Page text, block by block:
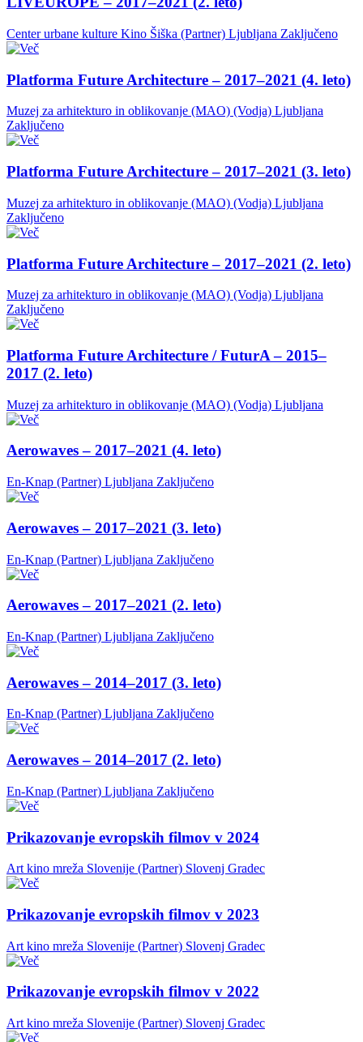
Center urbane kulture Kino Šiška (Partner) Ljubljana Zaključeno
Platforma Future Architecture – 2017–2021 (4. leto)
Muzej za arhitekturo in oblikovanje (MAO) (Vodja) Ljubljana
Zaključeno
Platforma Future Architecture – 2017–2021 (3. leto)
Muzej za arhitekturo in oblikovanje (MAO) (Vodja) Ljubljana
Zaključeno
Platforma Future Architecture – 2017–2021 (2. leto)
Muzej za arhitekturo in oblikovanje (MAO) (Vodja) Ljubljana
Zaključeno
Platforma Future Architecture / FuturA – 2015–
2017 (2. leto)
Muzej za arhitekturo in oblikovanje (MAO) (Vodja) Ljubljana
Aerowaves – 2017–2021 (4. leto)
En-Knap (Partner) Ljubljana Zaključeno
Aerowaves – 2017–2021 (3. leto)
En-Knap (Partner) Ljubljana Zaključeno
Aerowaves – 2017–2021 (2. leto)
En-Knap (Partner) Ljubljana Zaključeno
Aerowaves – 2014–2017 (3. leto)
En-Knap (Partner) Ljubljana Zaključeno
Aerowaves – 2014–2017 (2. leto)
En-Knap (Partner) Ljubljana Zaključeno
Prikazovanje evropskih filmov v 2024
Art kino mreža Slovenije (Partner) Slovenj Gradec
Prikazovanje evropskih filmov v 2023
Art kino mreža Slovenije (Partner) Slovenj Gradec
Prikazovanje evropskih filmov v 2022
Art kino mreža Slovenije (Partner) Slovenj Gradec